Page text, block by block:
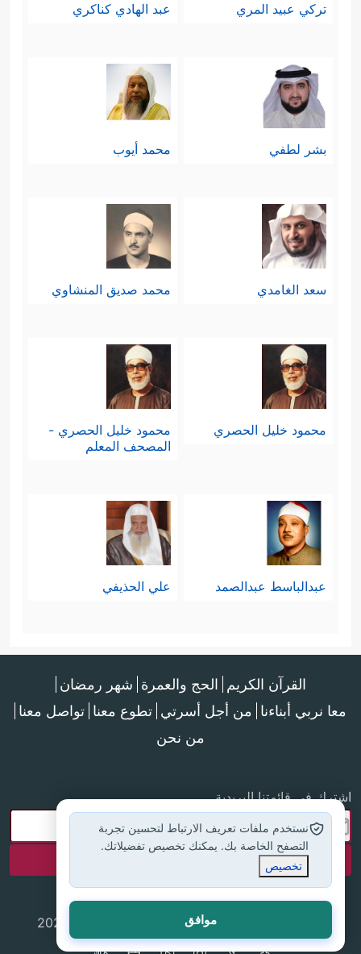
تركي عبيد المري عبد الهادي كناكري
بشر لطفي محمد أيوب
سعد الغامدي محمد صديق المنشاوي
محمود خليل الحصري
محمود خليل الحصري -
المصحف المعلم
عبدالباسط عبدالصمد علي الحذيفي
القرآن الكريم الحج والعمرة شهر رمضان
معا نربي أبناءنا من أجل أسرتي تطوع معنا تواصل معنا
من نحن
اشترك في قائمتنا البريدية
جميع الحقوق محفوظة لموقع إسلام أون لاين © 2025
نستخدم ملفات تعريف الارتباط لتحسين تجربة
التصفح الخاصة بك. يمكنك تخصيص تفضيلاتك.
تخصيص
موافق